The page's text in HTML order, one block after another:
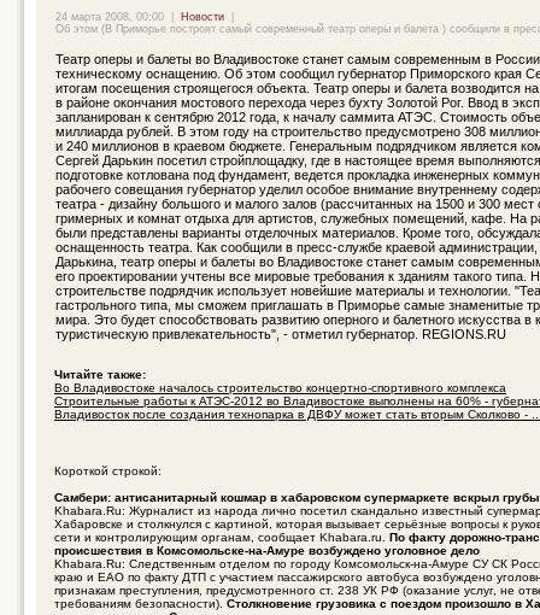
24 марта 2008, 00:00 Новости
Об этом (В Приморье построят самый современный театр оперы и балета ) сообщили в
Театр оперы и балеты во Владивостоке станет самым современным в
техническому оснащению. Об этом сообщил губернатор Приморского края
итогам посещения строящегося объекта. Театр оперы и балета возводится
в районе окончания мостового перехода через бухту Золотой Рог. Ввод в
запланирован к сентябрю 2012 года, к началу саммита АТЭС. Стоимость
миллиарда рублей. В этом году на строительство предусмотрено 308
и 240 миллионов в краевом бюджете. Генеральным подрядчиком является
Сергей Дарькин посетил стройплощадку, где в настоящее время
подготовке котлована под фундамент, ведется прокладка инженерных
рабочего совещания губернатор уделил особое внимание внутреннему
театра - дизайну большого и малого залов (рассчитанных на 1500 и 300 мест
гримерных и комнат отдыха для артистов, служебных помещений, кафе. На
были представлены варианты отделочных материалов. Кроме того,
оснащенность театра. Как сообщили в пресс-службе краевой
Дарькина, театр оперы и балеты во Владивостоке станет самым
его проектировании учтены все мировые требования к зданиям такого типа.
строительстве подрядчик использует новейшие материалы и технологии.
гастрольного типа, мы сможем приглашать в Приморье самые знаменитые
мира. Это будет способствовать развитию оперного и балетного искусства в
туристическую привлекательность", - отметил губернатор. REGIONS.RU
Читайте также:
Во Владивостоке началось строительство концертно-спортивного комплекса
Строительные работы к АТЭС-2012 во Владивостоке выполнены на 60% -
Владивосток после создания технопарка в ДВФУ может стать вторым Сколково -
Короткой строкой:
Самбери: антисанитарный кошмар в хабаровском супермаркете вскрыл
Khabara.Ru: Журналист из народа лично посетил скандально известный
Хабаровске и столкнулся с картиной, которая вызывает серьёзные вопросы к
сети и контролирующим органам, сообщает Khabara.ru. По факту дорожно-
происшествия в Комсомольске-на-Амуре возбуждено уголовное дело
Khabara.Ru: Следственным отделом по городу Комсомольск-на-Амуре СУ СК
краю и ЕАО по факту ДТП с участием пассажирского автобуса возбуждено
признакам преступления, предусмотренного ст. 238 УК РФ (оказание услуг, не
требованиям безопасности). Столкновение грузовика с поездом произошло в